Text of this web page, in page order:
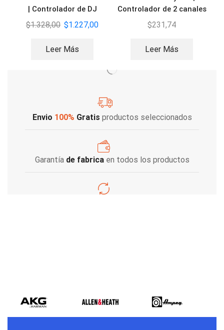
| Controlador de DJ
$1.328,00 $1.227,00
Leer Más
Controlador de 2 canales
$231,74
Leer Más
Envio 100% Gratis productos seleccionados
Garantía de fabricaen todos los productos